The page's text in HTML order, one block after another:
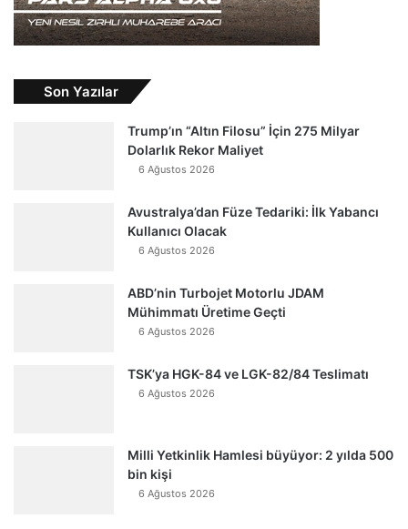
Son Yazılar
Trump’ın “Altın Filosu” İçin 275 Milyar
Dolarlık Rekor Maliyet
6 Ağustos 2026
Avustralya’dan Füze Tedariki: İlk Yabancı
Kullanıcı Olacak
6 Ağustos 2026
ABD’nin Turbojet Motorlu JDAM
Mühimmatı Üretime Geçti
6 Ağustos 2026
TSK’ya HGK-84 ve LGK-82/84 Teslimatı
6 Ağustos 2026
Milli Yetkinlik Hamlesi büyüyor: 2 yılda 500
bin kişi
6 Ağustos 2026